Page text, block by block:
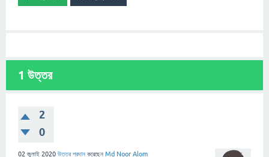
1 উত্তর
2
0
02 জুলাই 2020 উত্তর প্রদান করেছেন Md Noor Alom